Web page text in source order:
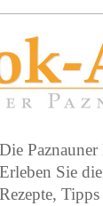
Die
Erleben Sie
Rezepte,